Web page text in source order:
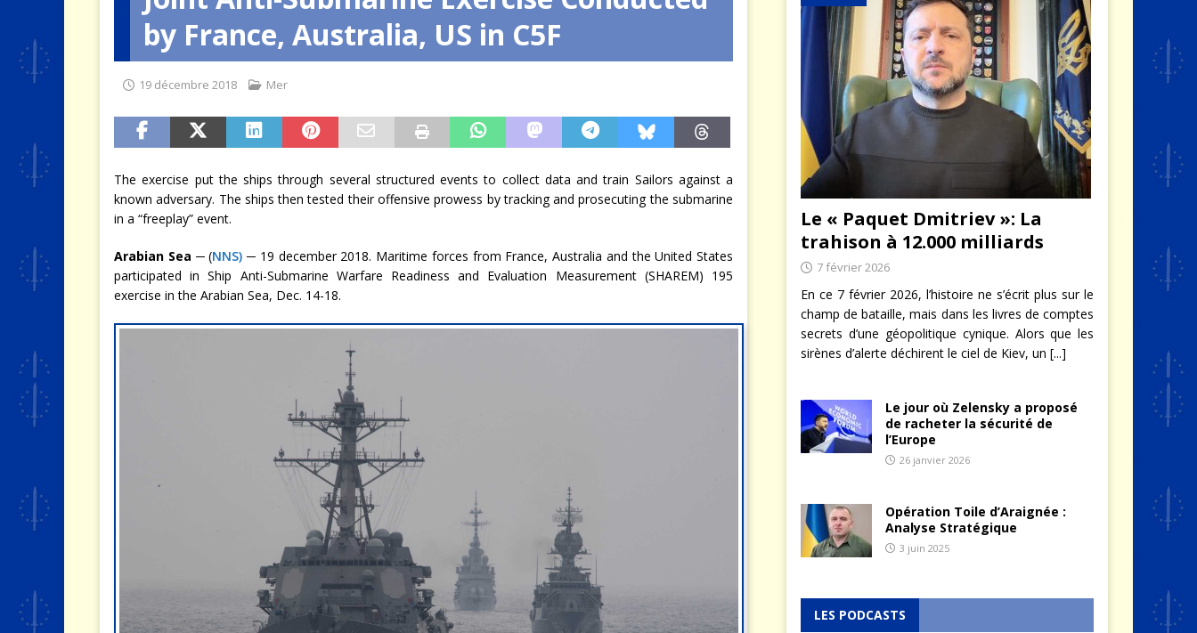
[ 4 août 2026 ] Quand la crise arbitre à notre place JÉRÔME DENARIEZ
by France, Australia, US in C5F
19 décembre 2018 Mer
The exercise put the ships through several structured events to collect data and train Sailors against a
known adversary. The ships then tested their offensive prowess by tracking and prosecuting the submarine
in a “freeplay” event.
Arabian Sea ─ (NNS) ─ 19 december 2018. Maritime forces from France, Australia and the United States
participated in Ship Anti-Submarine Warfare Readiness and Evaluation Measurement (SHAREM) 195
exercise in the Arabian Sea, Dec. 14-18.
Le « Paquet Dmitriev »: La
trahison à 12.000 milliards
7 février 2026
En ce 7 février 2026, l’histoire ne s’écrit plus sur le
champ de bataille, mais dans les livres de comptes
secrets d’une géopolitique cynique. Alors que les
sirènes d’alerte déchirent le ciel de Kiev, un [...]
Le jour où Zelensky a proposé
de racheter la sécurité de
l’Europe
26 janvier 2026
Opération Toile d’Araignée :
Analyse Stratégique
3 juin 2025
LES PODCASTS